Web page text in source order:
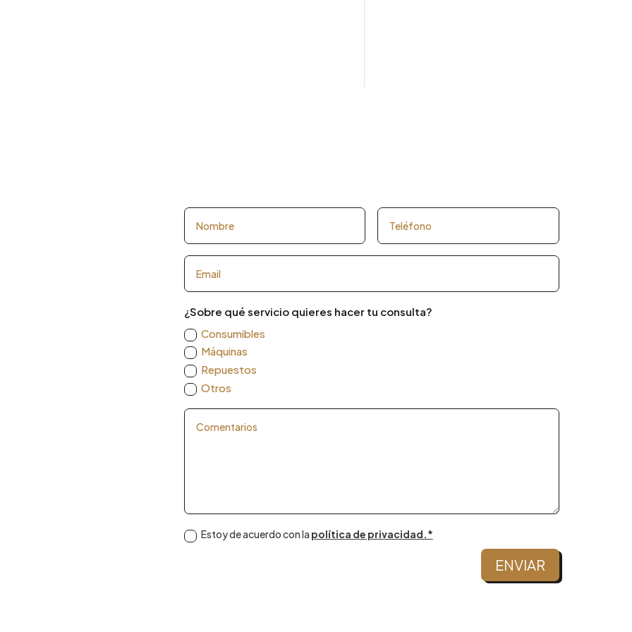
¿Sobre qué servicio quieres hacer tu consulta?
Consumibles
Máquinas
Repuestos
Otros
Estoy de acuerdo con la política de privacidad.*
ENVIAR